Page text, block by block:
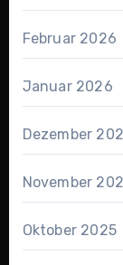
Februar 2026
Januar 2026
Dezember
November
Oktober 2025